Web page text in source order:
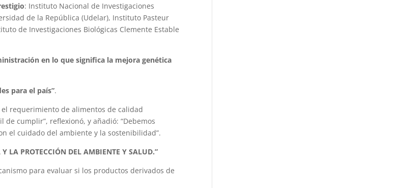
: Instituto Nacional de Investigaciones
de la República (Udelar), Instituto Pasteur
de Investigaciones Biológicas Clemente Estable
en lo que significa la mejora genética
para el país”.
requerimiento de alimentos de calidad
cumplir”, reflexionó, y añadió: “Debemos
el cuidado del ambiente y la sostenibilidad”.
LA PROTECCIÓN DEL AMBIENTE Y SALUD.”
para evaluar si los productos derivados de